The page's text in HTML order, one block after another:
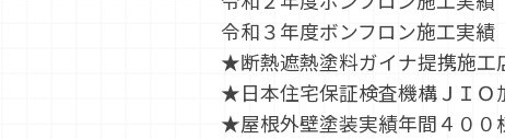
令和３年度ボンフロン施工実
★断熱遮熱塗料ガイナ提携施工
★日本住宅保証検査機構ＪＩＯ
★屋根外壁塗装実績年間４００